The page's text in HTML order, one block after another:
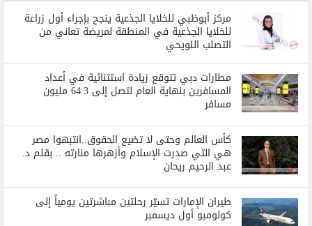
مركز أبوظبي للخلايا الجذعية ينجح بإجراء أول زراعة
للخلايا الجذعية في المنطقة لمريضة تعاني من
التصلب اللويحي
مطارات دبي تتوقع زيادة استثنائية في أعداد
المسافرين بنهاية العام لتصل إلى 64.3 مليون
مسافر
كأس العالم وحتى لا تضيع الحقوق..انتبهوا مصر
هي التي صدرت الإسلام وأزهرها منارته .. بقلم د.
عبد الرحيم ريحان
طيران الإمارات تسيّر رحلتين مباشرتين يومياً إلى
كولومبو أول ديسمبر